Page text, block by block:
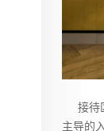
接待
主导的